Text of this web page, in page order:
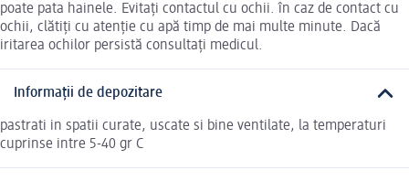
poate pata hainele. Evitați contactul cu ochii. în caz de contact cu
ochii, clătiți cu atenție cu apă timp de mai multe minute. Dacă
iritarea ochilor persistă consultați medicul.
Informații de depozitare
pastrati in spatii curate, uscate si bine ventilate, la temperaturi
cuprinse intre 5-40 gr C